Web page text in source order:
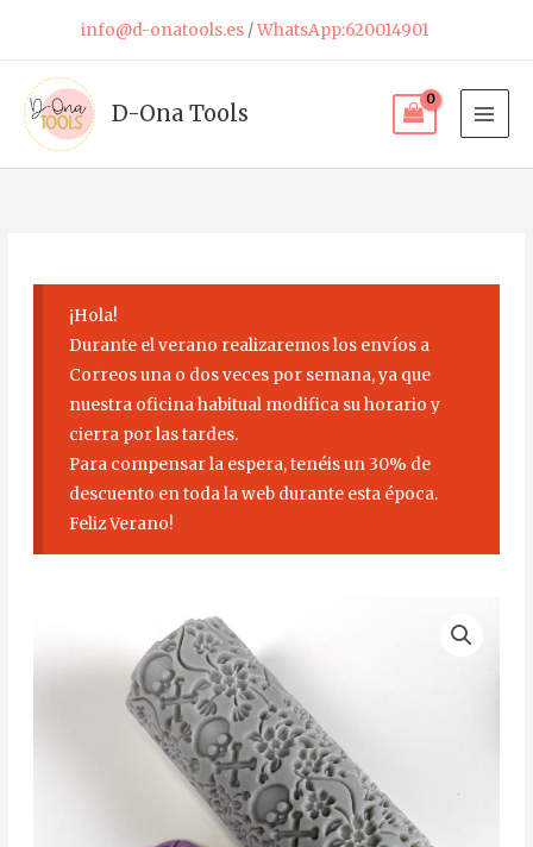
contenido
info@d-onatools.es/WhatsApp:620014901
D-Ona Tools
¡Hola!
Durante el verano realizaremos los envíos a
Correos una o dos veces por semana, ya que
nuestra oficina habitual modifica su horario y
cierra por las tardes.
Para compensar la espera, tenéis un 30% de
descuento en toda la web durante esta época.
Feliz Verano!